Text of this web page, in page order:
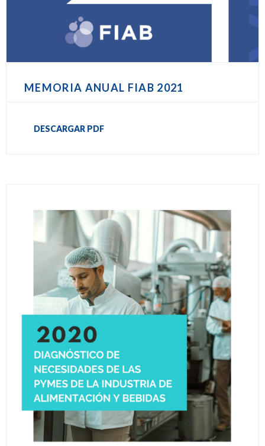
MEMORIA ANUAL FIAB 2021
DESCARGAR PDF